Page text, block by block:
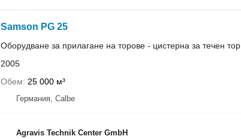
Samson PG 25
Оборудване за прилагане на торове - цистерна за течен тор
2005
Обем
25 000 м³
Германия, Calbe
Agravis Technik Center GmbH